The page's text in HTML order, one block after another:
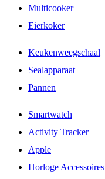
Multicooker
Eierkoker
Keukenweegschaal
Sealapparaat
Pannen
Smartwatch
Activity Tracker
Apple
Horloge Accessoires